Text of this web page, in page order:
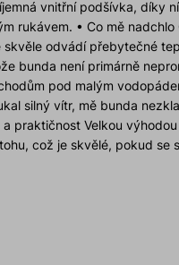
vnitřní podšívka, díky
rukávem. • Co mě
odvádí přebytečné
bunda není primárně
pod malým
silný vítr, mě bunda
praktičnost Velkou
což je skvělé, pokud se